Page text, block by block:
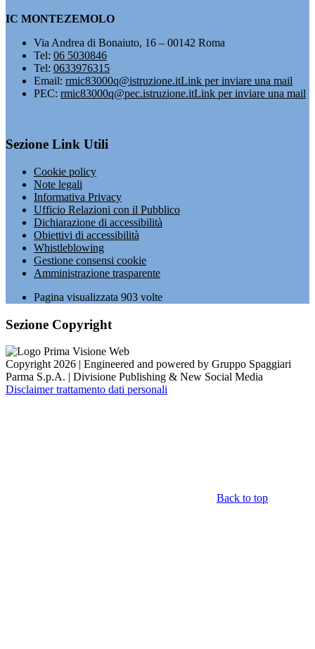
IC MONTEZEMOLO
Via Andrea di Bonaiuto, 16 – 00142 Roma
Tel: 06 5030846
Tel: 0633976315
Email: rmic83000q@istruzione.itLink per inviare una mail
PEC: rmic83000q@pec.istruzione.itLink per inviare una mail
Sezione Link Utili
Cookie policy
Note legali
Informativa Privacy
Ufficio Relazioni con il Pubblico
Dichiarazione di accessibilità
Obiettivi di accessibilità
Whistleblowing
Gestione consensi cookie
Amministrazione trasparente
Pagina visualizzata 903 volte
Sezione Copyright
Copyright 2026 | Engineered and powered by Gruppo Spaggiari
Parma S.p.A. | Divisione Publishing & New Social Media
Disclaimer trattamento dati personali
Back to top